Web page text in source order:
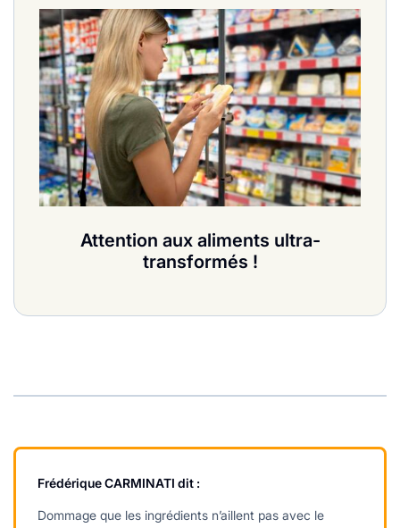
Attention aux aliments ultra-
transformés !
Frédérique CARMINATI dit :
Dommage que les ingrédients n’aillent pas avec le